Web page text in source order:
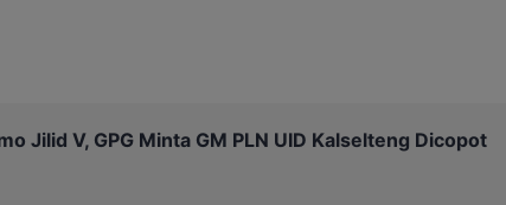
Jilid V, GPG Minta GM PLN UID Kalselteng Dicopot